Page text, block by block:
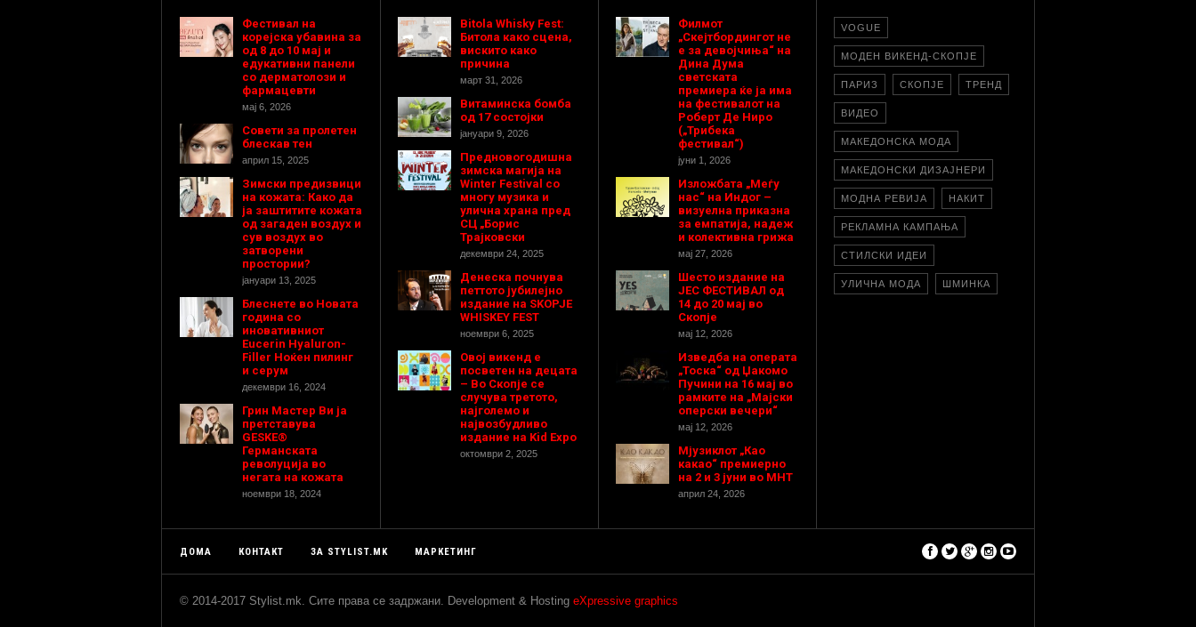
Фестивал на
корејска убавина за
од 8 до 10 мај и
едукативни панели
со дерматолози и
фармацевти
мај 6, 2026
Совети за пролетен
блескав тен
април 15, 2025
Зимски предизвици
на кожата: Како да
ја заштитите кожата
од загаден воздух и
сув воздух во
затворени
простории?
јануари 13, 2025
Блеснете во Новата
година со
иновативниот
Eucerin Hyaluron-
Filler Ноќен пилинг
и серум
декември 16, 2024
Грин Мастер Ви ја
претставува
GESKE®
Германската
револуција во
негата на кожата
ноември 18, 2024
Bitola Whisky Fest:
Битола како сцена,
вискито како
причина
март 31, 2026
Витаминска бомба
од 17 состојки
јануари 9, 2026
Предновогодишнa
зимска магија на
Winter Festival со
многу музика и
улична храна пред
СЦ „Борис
Трајковски
декември 24, 2025
Денеска почнува
петтото јубилејно
издание на SKOPJE
WHISKEY FEST
ноември 6, 2025
Овој викенд е
посветен на децата
– Во Скопје се
случува третото,
најголемо и
највозбудливо
издание на Kid Expo
октомври 2, 2025
Филмот
„Скејтбордингот не
е за девојчиња“ на
Дина Дума
светската
премиера ќе ја има
на фестивалот на
Роберт Де Ниро
(„Трибека
фестивал“)
јуни 1, 2026
Изложбата „Меѓу
нас“ на Индог –
визуелна приказна
за емпатија, надеж
и колективна грижа
мај 27, 2026
Шесто издание на
ЈЕС ФЕСТИВАЛ од
14 до 20 мај во
Скопје
мај 12, 2026
Изведба на операта
„Тоска“ од Џакомо
Пучини на 16 мај во
рамките на „Мајски
оперски вечери“
мај 12, 2026
Мјузиклот „Као
какао“ премиерно
на 2 и 3 јуни во МНТ
април 24, 2026
VOGUE
МОДЕН ВИКЕНД-СКОПЈЕ
ПАРИЗ СКОПЈЕ ТРЕНД
ВИДЕО
МАКЕДОНСКА МОДА
МАКЕДОНСКИ ДИЗАЈНЕРИ
МОДНА РЕВИЈА НАКИТ
РЕКЛАМНА КАМПАЊА
СТИЛСКИ ИДЕИ
УЛИЧНА МОДА ШМИНКА
ДОМА КОНТАКТ ЗА STYLIST.MK МАРКЕТИНГ
© 2014-2017 Stylist.mk. Сите права се задржани. Development & Hosting eXpressive graphics